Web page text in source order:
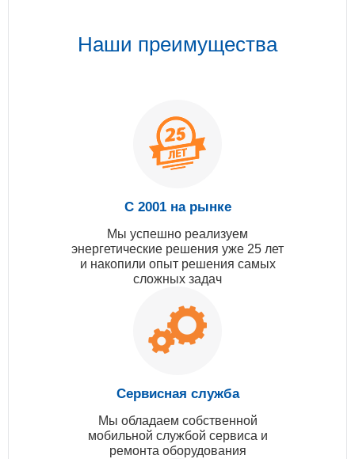
Наши преимущества
С 2001 на рынке
Мы успешно реализуем
энергетические решения уже 25 лет
и накопили опыт решения самых
сложных задач
Сервисная служба
Мы обладаем собственной
мобильной службой сервиса и
ремонта оборудования